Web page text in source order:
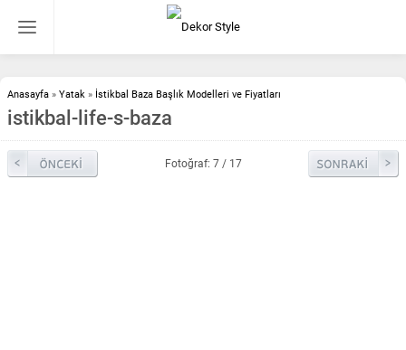
Anasayfa » Yatak » İstikbal Baza Başlık Modelleri ve Fiyatları
istikbal-life-s-baza
Fotoğraf: 7 / 17